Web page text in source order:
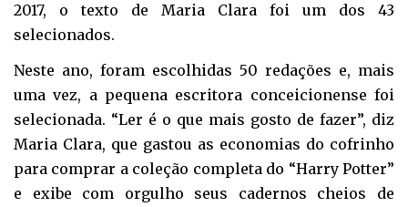
2017, o texto de Maria Clara foi um dos 43
selecionados.
Neste ano, foram escolhidas 50 redações e, mais
uma vez, a pequena escritora conceicionense foi
selecionada. “Ler é o que mais gosto de fazer”, diz
Maria Clara, que gastou as economias do cofrinho
para comprar a coleção completa do “Harry Potter”
e exibe com orgulho seus cadernos cheios de